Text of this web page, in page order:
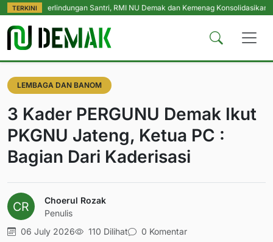
TERKINI Santri, RMI NU Demak dan Kemenag Konsolidasikan Pengasuh
LEMBAGA DAN BANOM
3 Kader PERGUNU Demak Ikut
PKGNU Jateng, Ketua PC :
Bagian Dari Kaderisasi
Choerul Rozak
Penulis
06 July 2026
110 Dilihat 0 Komentar